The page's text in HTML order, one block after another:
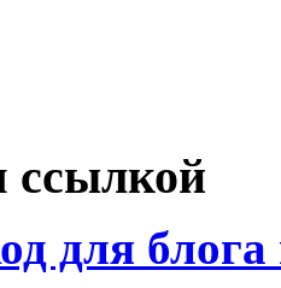
ссылкой
для